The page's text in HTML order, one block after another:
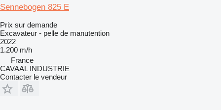
Sennebogen 825 E
Prix sur demande
Excavateur - pelle de manutention
2022
1.200 m/h
France
CAVAAL INDUSTRIE
Contacter le vendeur